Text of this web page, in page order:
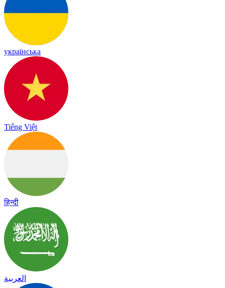
українська
Tiếng Việt
हिन्दी
العربية